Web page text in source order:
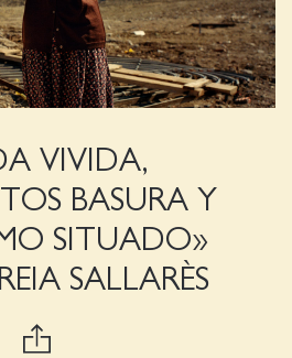
VIVIDA,
BASURA Y
SITUADO»
SALLARÈS